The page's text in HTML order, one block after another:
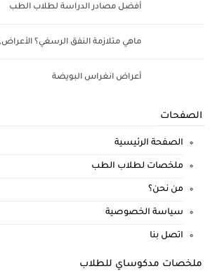
أفضل مصادر الدراسة لطلاب الطب
ماهي متلازمة النفق الرسغي؟
أعراض انغراس البويضة
الصفحات
الصفحة الرئيسية
ملخصات لطلاب الطب
من نحن؟
سياسة الخصوصية
اتصل بنا
ملخصات مدكوساي للطلاب